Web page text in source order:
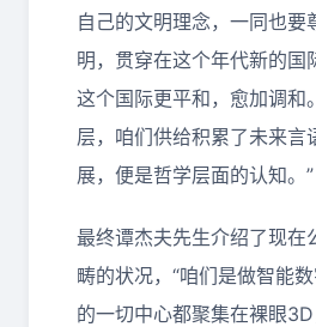
自己的文明理念，一同也要
明，贯穿在这个年代新的国
这个国际更平和，愈加调和
层，咱们供给积累了未来言
展，便是哲学层面的认知。”
最终谭杰夫先生介绍了现在
畴的状况，“咱们是做智能
的一切中心都聚集在裸眼